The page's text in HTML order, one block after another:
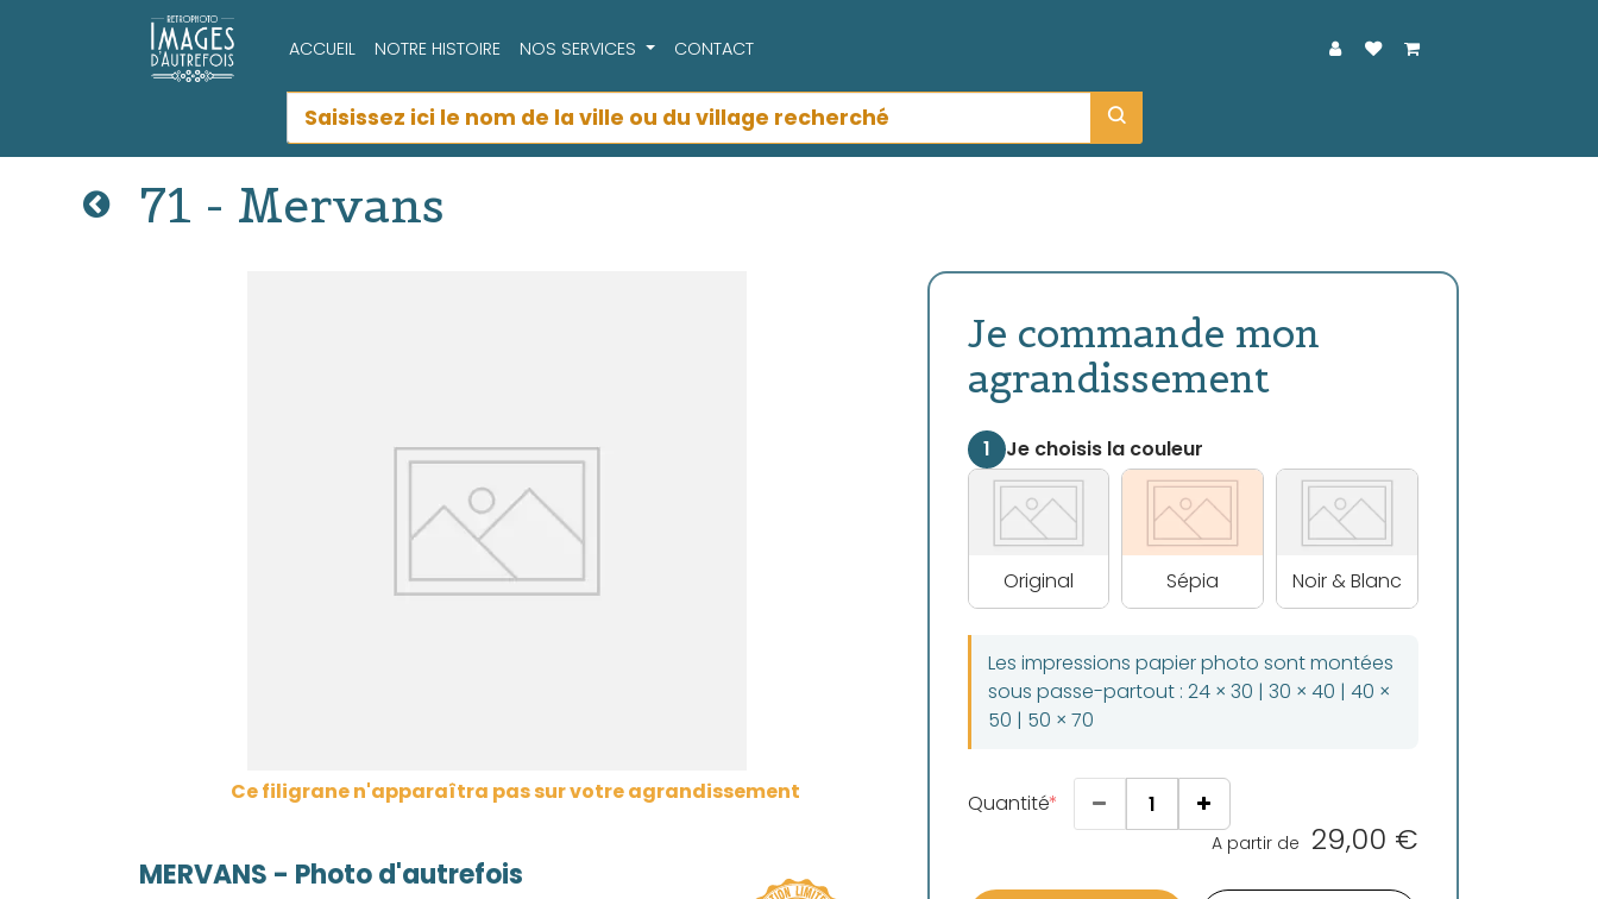
ACCUEIL NOTRE HISTOIRE NOS SERVICES CONTACT
71 - Mervans
Ce filigrane n'apparaîtra pas sur votre agrandissement
Je commande mon
agrandissement
1 Je choisis la couleur
Original Sépia Noir & Blanc
Les impressions papier photo sont montées
sous passe-partout : 24 × 30 | 30 × 40 | 40 ×
50 | 50 × 70
Quantité
A partir de 29,00 €
MERVANS - Photo d'autrefois